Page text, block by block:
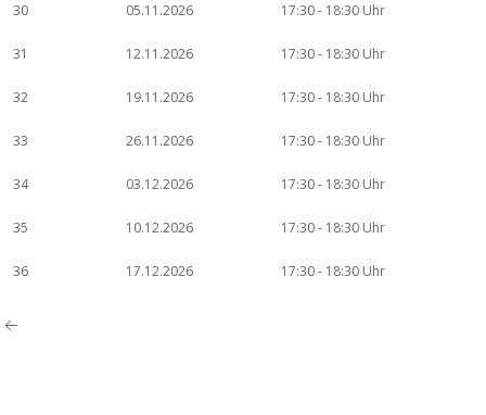
30 05.11.2026 17:30 - 18:30 Uhr
31 12.11.2026 17:30 - 18:30 Uhr
32 19.11.2026 17:30 - 18:30 Uhr
33 26.11.2026 17:30 - 18:30 Uhr
34 03.12.2026 17:30 - 18:30 Uhr
35 10.12.2026 17:30 - 18:30 Uhr
36 17.12.2026 17:30 - 18:30 Uhr